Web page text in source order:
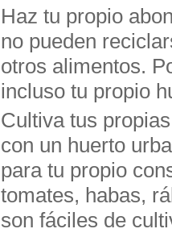
Haz tu propio
no pueden
otros alimentos.
incluso tu propio
Cultiva tus
con un huerto
para tu propio
tomates, habas,
son fáciles de